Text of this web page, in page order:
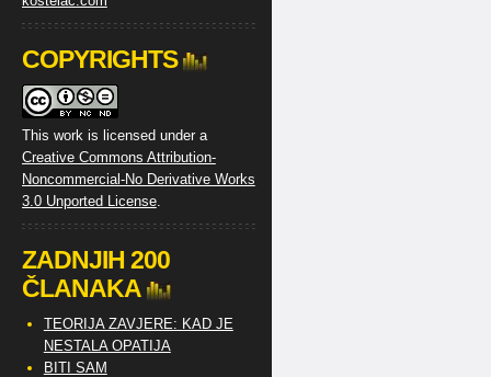
COPYRIGHTS
This work is licensed under a
Creative Commons Attribution-
Noncommercial-No Derivative Works
3.0 Unported License.
ZADNJIH 200
ČLANAKA
TEORIJA ZAVJERE: KAD JE
NESTALA OPATIJA
BITI SAM